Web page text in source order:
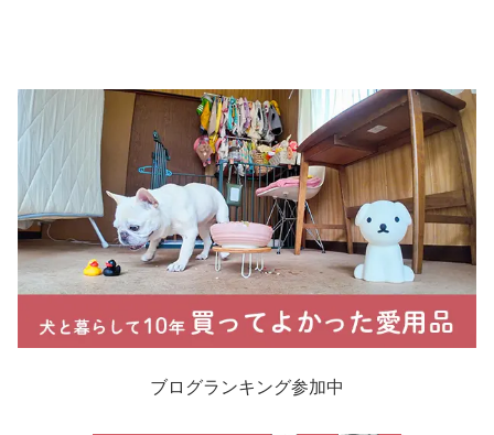
ブログランキング参加中